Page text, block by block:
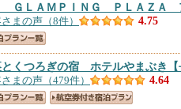
ＧＬＡＭＰＩＮＧ ＰＬＡＺＡ
まの声（8件） 4.75
とくつろぎの宿 ホテルやまぶき
まの声（479件） 4.64